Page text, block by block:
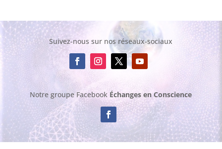
Suivez-nous sur nos réseaux-sociaux
Notre groupe Facebook Échanges en Conscience